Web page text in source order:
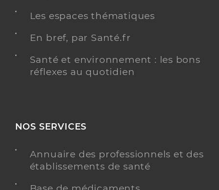
Kinésithérapie
Adresse
30 Route du Herrou, 40300 Saint-Lon-les-Mines
Y ALLER
Les espaces thématiques
En bref, par Santé.fr
Santé et environnement : les bons
réflexes au quotidien
NOS SERVICES
Annuaire des professionnels et des
établissements de santé